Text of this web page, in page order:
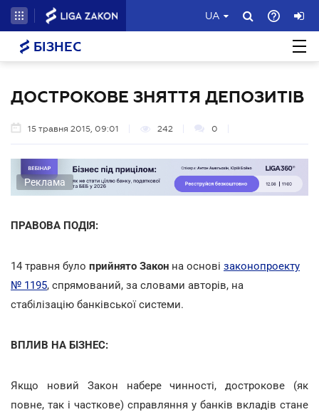
UA
БІЗНЕС
ДОСТРОКОВЕ ЗНЯТТЯ ДЕПОЗИТІВ
15 травня 2015, 09:01 242 0
Реклама
ПРАВОВА ПОДІЯ:
14 травня було прийнято Закон на основі законопроекту
№ 1195, спрямований, за словами авторів, на
стабілізацію банківської системи.
ВПЛИВ НА БІЗНЕС:
Якщо новий Закон набере чинності, дострокове (як
повне, так і часткове) справляння у банків вкладів стане